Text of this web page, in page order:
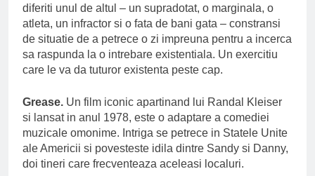
diferiti unul de altul – un supradotat, o marginala, o
atleta, un infractor si o fata de bani gata – constransi
de situatie de a petrece o zi impreuna pentru a incerca
sa raspunda la o intrebare existentiala. Un exercitiu
care le va da tuturor existenta peste cap.
Grease. Un film iconic apartinand lui Randal Kleiser
si lansat in anul 1978, este o adaptare a comediei
muzicale omonime. Intriga se petrece in Statele Unite
ale Americii si povesteste idila dintre Sandy si Danny,
doi tineri care frecventeaza aceleasi localuri.